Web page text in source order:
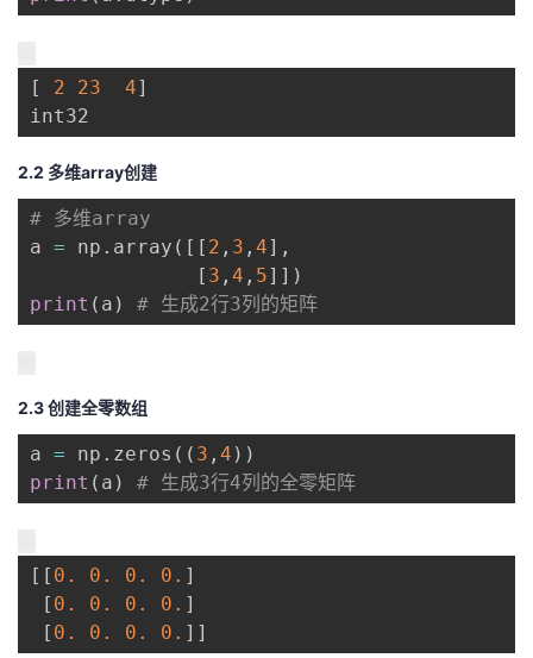
[ 2 23 4]
int32
2.2 多维array创建
# 多维array
a = np . array ( [ [ 2 , 3 , 4] ,
[ 3 , 4 , 5] ] )
print ( a ) # 生成2行3列的矩阵
2.3 创建全零数组
a = np . zeros ( ( 3 , 4 ) )
print ( a ) # 生成3行4列的全零矩阵
[ [ 0. 0. 0. 0. ]
[ 0. 0. 0. 0. ]
[ 0. 0. 0. 0. ] ]